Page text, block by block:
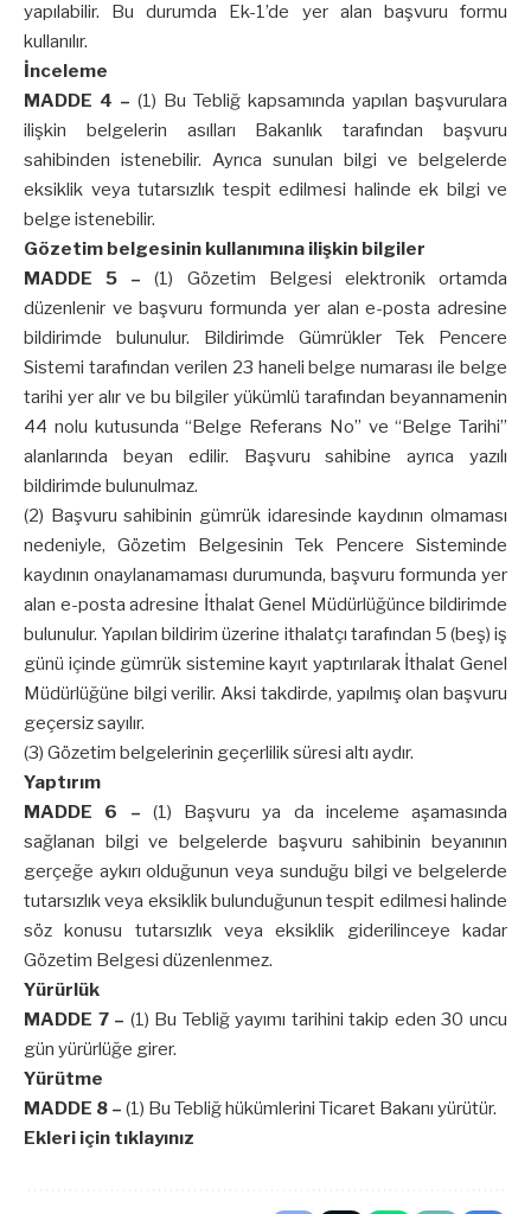
yapılabilir. Bu durumda Ek-1’de yer alan başvuru formu
kullanılır.
İnceleme
MADDE 4 – (1) Bu Tebliğ kapsamında yapılan başvurulara
ilişkin belgelerin asılları Bakanlık tarafından başvuru
sahibinden istenebilir. Ayrıca sunulan bilgi ve belgelerde
eksiklik veya tutarsızlık tespit edilmesi halinde ek bilgi ve
belge istenebilir.
Gözetim belgesinin kullanımına ilişkin bilgiler
MADDE 5 – (1) Gözetim Belgesi elektronik ortamda
düzenlenir ve başvuru formunda yer alan e-posta adresine
bildirimde bulunulur. Bildirimde Gümrükler Tek Pencere
Sistemi tarafından verilen 23 haneli belge numarası ile belge
tarihi yer alır ve bu bilgiler yükümlü tarafından beyannamenin
44 nolu kutusunda “Belge Referans No” ve “Belge Tarihi”
alanlarında beyan edilir. Başvuru sahibine ayrıca yazılı
bildirimde bulunulmaz.
(2) Başvuru sahibinin gümrük idaresinde kaydının olmaması
nedeniyle, Gözetim Belgesinin Tek Pencere Sisteminde
kaydının onaylanamaması durumunda, başvuru formunda yer
alan e-posta adresine İthalat Genel Müdürlüğünce bildirimde
bulunulur. Yapılan bildirim üzerine ithalatçı tarafından 5 (beş) iş
günü içinde gümrük sistemine kayıt yaptırılarak İthalat Genel
Müdürlüğüne bilgi verilir. Aksi takdirde, yapılmış olan başvuru
geçersiz sayılır.
(3) Gözetim belgelerinin geçerlilik süresi altı aydır.
Yaptırım
MADDE 6 – (1) Başvuru ya da inceleme aşamasında
sağlanan bilgi ve belgelerde başvuru sahibinin beyanının
gerçeğe aykırı olduğunun veya sunduğu bilgi ve belgelerde
tutarsızlık veya eksiklik bulunduğunun tespit edilmesi halinde
söz konusu tutarsızlık veya eksiklik giderilinceye kadar
Gözetim Belgesi düzenlenmez.
Yürürlük
MADDE 7 – (1) Bu Tebliğ yayımı tarihini takip eden 30 uncu
gün yürürlüğe girer.
Yürütme
MADDE 8 – (1) Bu Tebliğ hükümlerini Ticaret Bakanı yürütür.
Ekleri için tıklayınız